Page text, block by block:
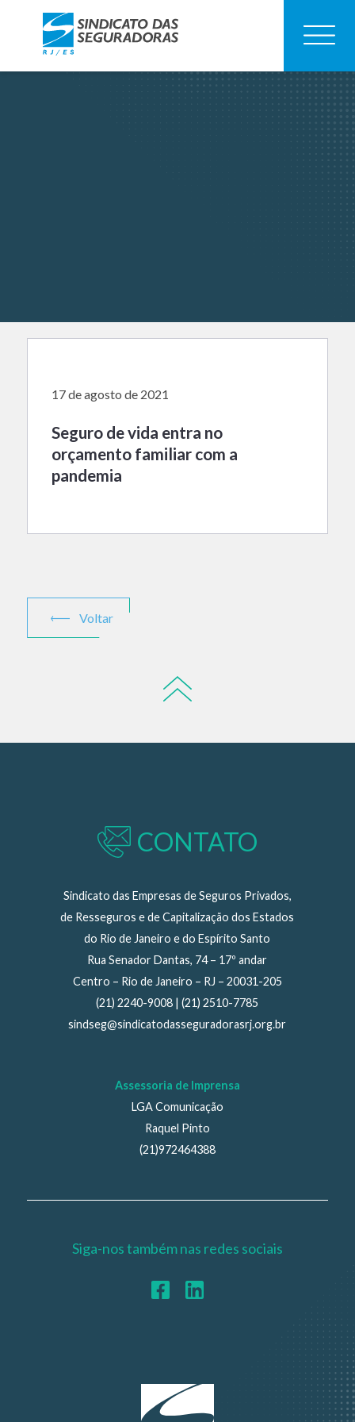
17 de agosto de 2021
Seguro de vida entra no
orçamento familiar com a
pandemia
Voltar
CONTATO
Sindicato das Empresas de Seguros Privados,
de Resseguros e de Capitalização dos Estados
do Rio de Janeiro e do Espírito Santo
Rua Senador Dantas, 74 – 17º andar
Centro – Rio de Janeiro – RJ – 20031-205
(21) 2240-9008 | (21) 2510-7785
sindseg@sindicatodasseguradorasrj.org.br
Assessoria de Imprensa
LGA Comunicação
Raquel Pinto
(21)972464388
Siga-nos também nas redes sociais